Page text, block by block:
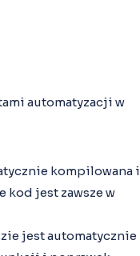
automatyzacji w
kompilowana i
kod jest zawsze w
jest automatycznie